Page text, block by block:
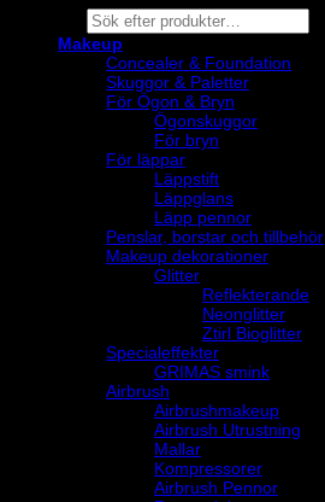
Products
search
Makeup
Concealer & Foundation
Skuggor & Paletter
För Ögon & Bryn
Ögonskuggor
För bryn
För läppar
Läppstift
Läppglans
Läpp pennor
Penslar, borstar och tillbehör
Makeup dekorationer
Glitter
Reflekterande
Neonglitter
Ztirl Bioglitter
Specialeffekter
GRIMAS smink
Airbrush
Airbrushmakeup
Airbrush Utrustning
Mallar
Kompressorer
Airbrush Pennor